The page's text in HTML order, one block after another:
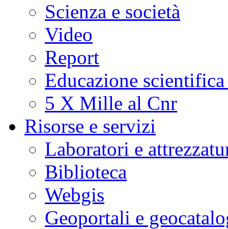
Scienza e società
Video
Report
Educazione
5 X Mille al Cnr
Risorse e servizi
Laboratori e
Biblioteca
Webgis
Geoportali e